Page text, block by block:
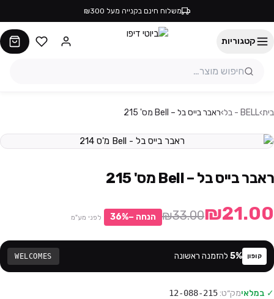
משלוח חינם בקנייה מעל ₪300
קטגוריות
בית›BELL - בל ›ראבר בייס בל – Bell מס' 215
ראבר בייס בל – Bell מס' 215
₪21.00
₪33.00 הנחה − 36% לפני מע"מ
קופון 5% להזמנה ראשונה WELCOMES
✓ במלאימק״ט:12-088-215